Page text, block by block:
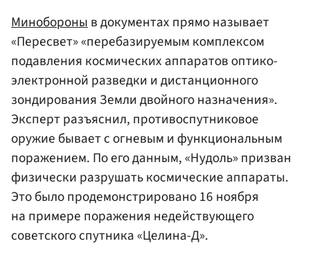
Минобороны в документах прямо называет
«Пересвет» «перебазируемым комплексом
подавления космических аппаратов оптико-
электронной разведки и дистанционного
зондирования Земли двойного назначения».
Эксперт разъяснил, противоспутниковое
оружие бывает с огневым и функциональным
поражением. По его данным, «Нудоль» призван
физически разрушать космические аппараты.
Это было продемонстрировано 16 ноября
на примере поражения недействующего
советского спутника «Целина-Д».